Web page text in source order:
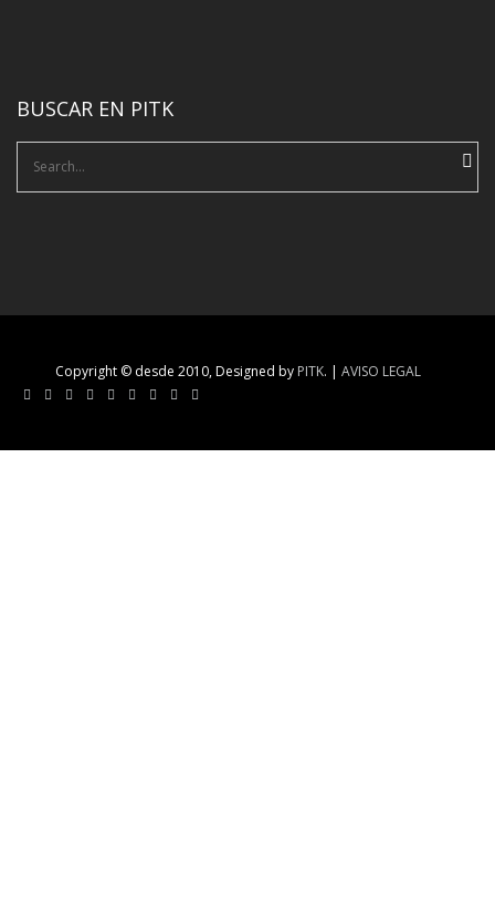
BUSCAR EN PITK
Search
Copyright © desde 2010, Designed by PITK. | AVISO LEGAL